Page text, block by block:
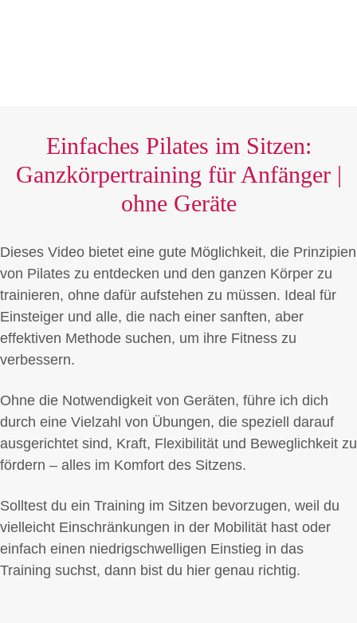
Einfaches Pilates im Sitzen:
Ganzkörpertraining für Anfänger |
ohne Geräte
Dieses Video bietet eine gute Möglichkeit, die Prinzipien
von Pilates zu entdecken und den ganzen Körper zu
trainieren, ohne dafür aufstehen zu müssen. Ideal für
Einsteiger und alle, die nach einer sanften, aber
effektiven Methode suchen, um ihre Fitness zu
verbessern.
Ohne die Notwendigkeit von Geräten, führe ich dich
durch eine Vielzahl von Übungen, die speziell darauf
ausgerichtet sind, Kraft, Flexibilität und Beweglichkeit zu
fördern – alles im Komfort des Sitzens.
Solltest du ein Training im Sitzen bevorzugen, weil du
vielleicht Einschränkungen in der Mobilität hast oder
einfach einen niedrigschwelligen Einstieg in das
Training suchst, dann bist du hier genau richtig.